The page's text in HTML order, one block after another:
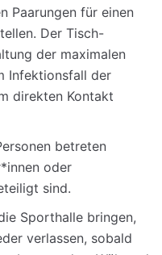
Paarungen für einen
Der Tisch-
der maximalen
Infektionsfall der
direkten Kontakt
betreten
oder
sind.
Sporthalle bringen,
verlassen, sobald